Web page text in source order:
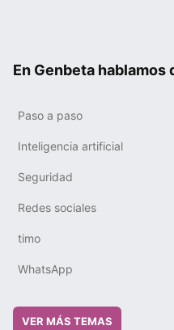
En Genbeta hablamos
Paso a paso
Inteligencia artificial
Seguridad
Redes sociales
timo
WhatsApp
VER MÁS TEMAS